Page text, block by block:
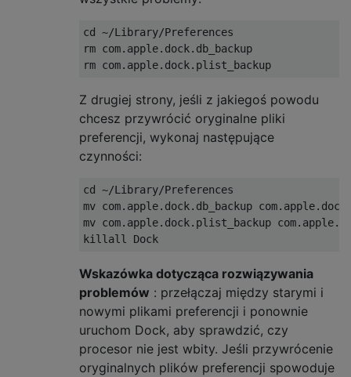
cd ~/Library/Preferences
rm com.apple.dock.db_backup
Z drugiej strony, jeśli z jakiegoś powodu
chcesz przywrócić oryginalne pliki
preferencji, wykonaj następujące
czynności:
cd ~/Library/Preferences
mv com.apple.dock.db_backup
mv com.apple.dock.plist_backup
Wskazówka dotycząca rozwiązywania
problemów : przełączaj między starymi i
nowymi plikami preferencji i ponownie
uruchom Dock, aby sprawdzić, czy
procesor nie jest wbity. Jeśli przywrócenie
oryginalnych plików preferencji spowoduje